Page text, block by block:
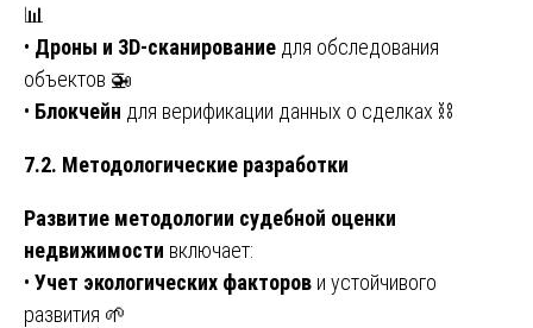
📊
• Дроны и 3D-сканирование для обследования
объектов 🚁
• Блокчейн для верификации данных о сделках ⛓️
7.2. Методологические разработки
Развитие методологии судебной оценки
недвижимости включает:
• Учет экологических факторов и устойчивого
развития 🌱